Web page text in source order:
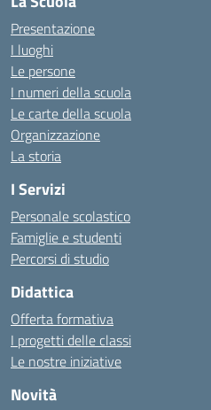
Presentazione
I luoghi
Le persone
I numeri della scuola
Le carte della scuola
Organizzazione
La storia
I Servizi
Personale scolastico
Famiglie e studenti
Percorsi di studio
Didattica
Offerta formativa
I progetti delle classi
Le nostre iniziative
Novità